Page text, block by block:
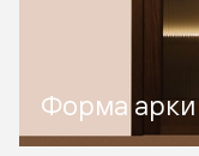
Форма арки